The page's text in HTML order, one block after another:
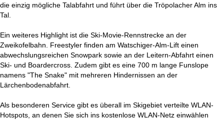
die einzig mögliche Talabfahrt und führt über die Tröpolacher Alm ins
Tal.
Ein weiteres Highlight ist die Ski-Movie-Rennstrecke an der
Zweikofelbahn. Freestyler finden am Watschiger-Alm-Lift einen
abwechslungsreichen Snowpark sowie an der Leitern-Abfahrt einen
Ski- und Boardercross. Zudem gibt es eine 700 m lange Funslope
namens "The Snake" mit mehreren Hindernissen an der
Lärchenbodenabfahrt.
Als besonderen Service gibt es überall im Skigebiet verteilte WLAN-
Hotspots, an denen Sie sich ins kostenlose WLAN-Netz einwählen